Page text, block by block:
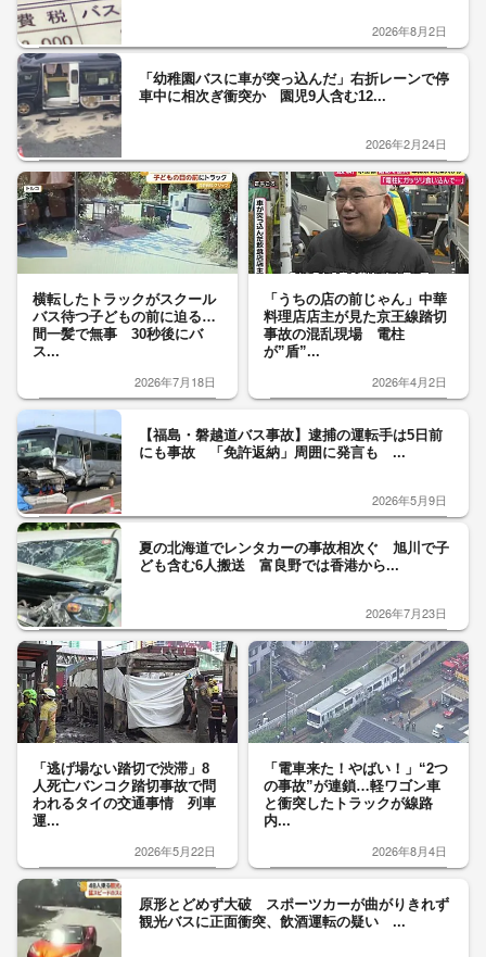
2026年8月2日
「幼稚園バスに車が突っ込んだ」右折レーンで停
車中に相次ぎ衝突か 園児9人含む12...
2026年2月24日
横転したトラックがスクール
バス待つ子どもの前に迫る…
間一髪で無事 30秒後にバ
ス...
2026年7月18日
「うちの店の前じゃん」中華
料理店店主が見た京王線踏切
事故の混乱現場 電柱
が”盾”...
2026年4月2日
【福島・磐越道バス事故】逮捕の運転手は5日前
にも事故 「免許返納」周囲に発言も ...
2026年5月9日
夏の北海道でレンタカーの事故相次ぐ 旭川で子
ども含む6人搬送 富良野では香港から...
2026年7月23日
「逃げ場ない踏切で渋滞」8
人死亡バンコク踏切事故で問
われるタイの交通事情 列車
運...
2026年5月22日
「電車来た！やばい！」“2つ
の事故”が連鎖…軽ワゴン車
と衝突したトラックが線路
内...
2026年8月4日
原形とどめず大破 スポーツカーが曲がりきれず
観光バスに正面衝突、飲酒運転の疑い ...